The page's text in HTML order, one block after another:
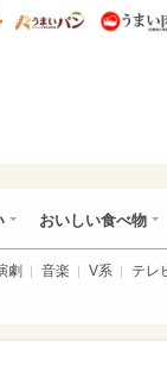
ニー特集
うまいめし うまいパ
おいしい食べ物
劇 音楽 V系 テレ